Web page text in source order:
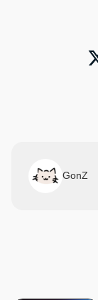
GonZ